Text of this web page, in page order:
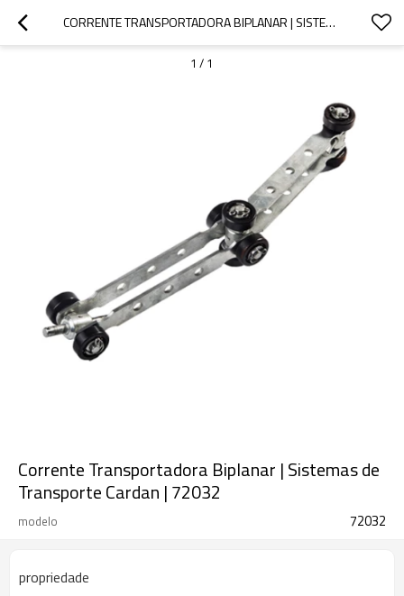
CORRENTE TRANSPORTADORA BIPLANAR | SISTEMAS DE TRANSPORTE CARDAN | 72032
1 / 1
Corrente Transportadora Biplanar | Sistemas de
Transporte Cardan | 72032
modelo 72032
propriedade